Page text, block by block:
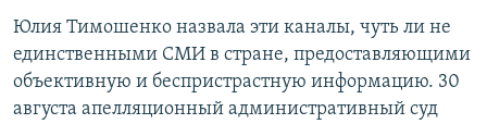
Юлия Тимошенко назвала эти каналы, чуть ли не
единственными СМИ в стране, предоставляющими
объективную и беспристрастную информацию. 30
августа апелляционный административный суд